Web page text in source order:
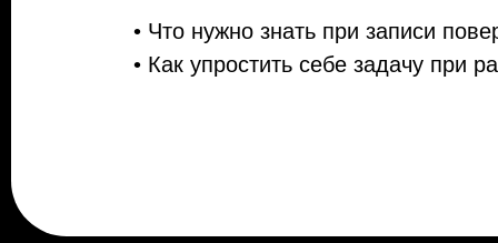
• Что нужно знать при записи
• Как упростить себе задачу при